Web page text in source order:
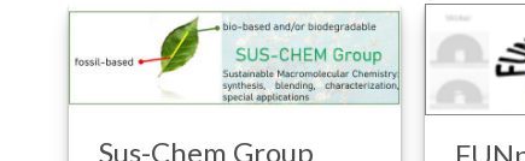
Sus-Chem Group